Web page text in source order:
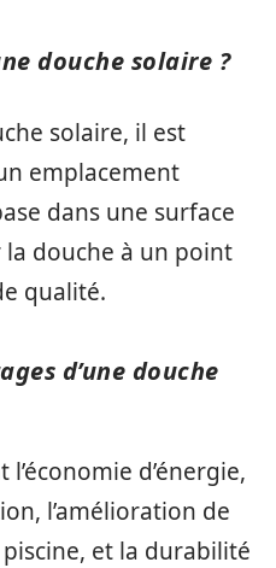
douche solaire ?
solaire, il est
emplacement
dans une surface
douche à un point
qualité.
d’une douche
d’énergie,
l’amélioration de
et la durabilité